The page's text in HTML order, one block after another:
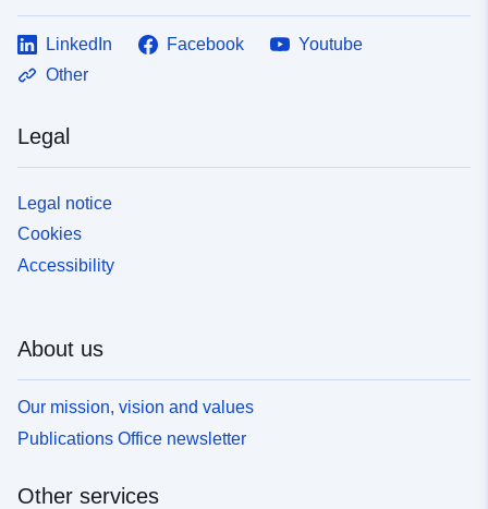
LinkedIn Facebook
Youtube
Other
Legal
Legal notice
Cookies
Accessibility
About us
Our mission, vision and values
Publications Office newsletter
Other services